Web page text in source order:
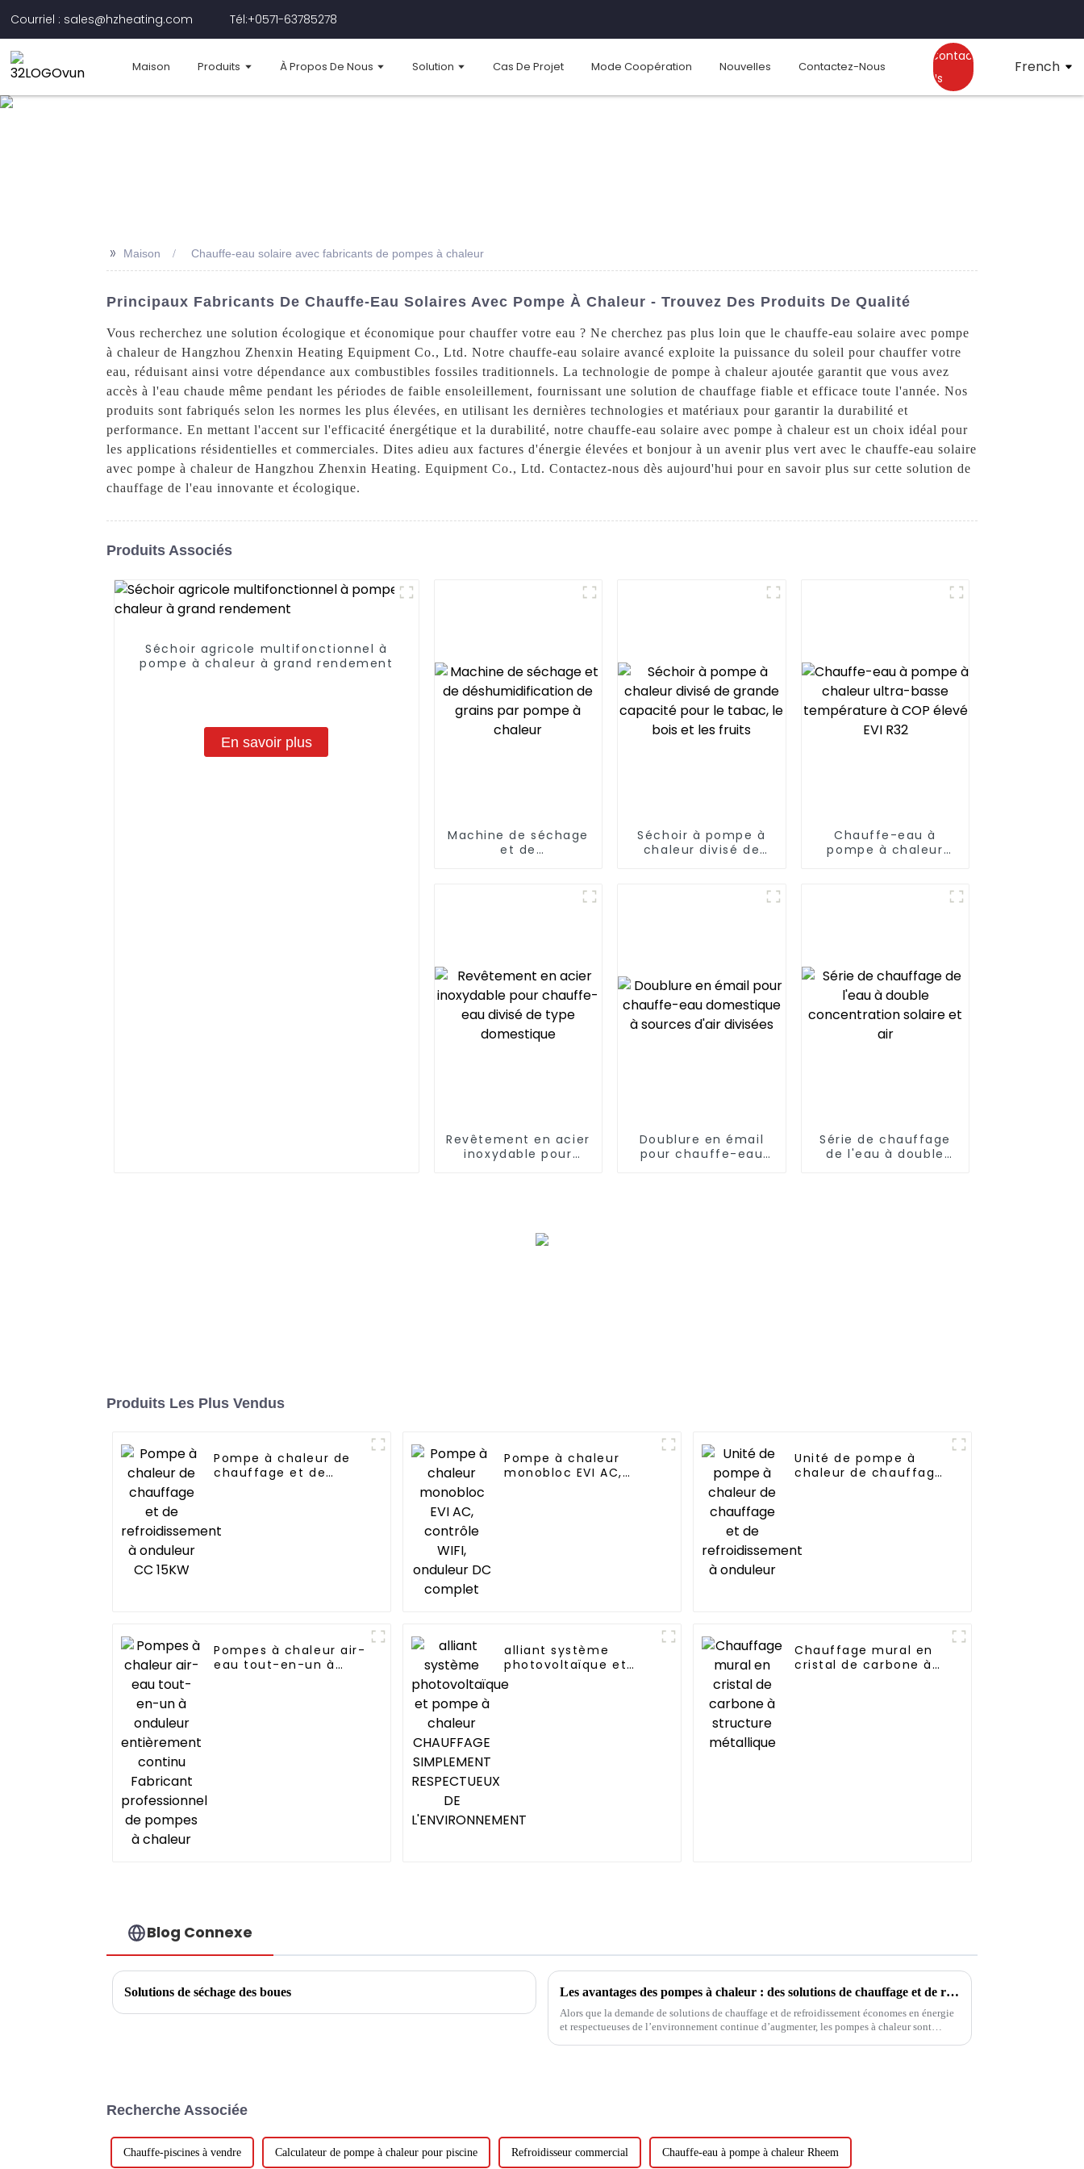
Courriel : sales@hzheating.com Tél:+0571-63785278
Maison Produits À Propos De Nous Solution Cas De Projet Mode Coopération Nouvelles Contactez-Nous
Contact
Us
French
>> Maison Chauffe-eau solaire avec fabricants de pompes à chaleur
Principaux Fabricants De Chauffe-Eau Solaires Avec Pompe À Chaleur - Trouvez Des Produits De Qualité
Vous recherchez une solution écologique et économique pour chauffer votre eau ? Ne cherchez pas plus loin que le chauffe-eau solaire avec pompe
à chaleur de Hangzhou Zhenxin Heating Equipment Co., Ltd. Notre chauffe-eau solaire avancé exploite la puissance du soleil pour chauffer votre
eau, réduisant ainsi votre dépendance aux combustibles fossiles traditionnels. La technologie de pompe à chaleur ajoutée garantit que vous avez
accès à l'eau chaude même pendant les périodes de faible ensoleillement, fournissant une solution de chauffage fiable et efficace toute l'année. Nos
produits sont fabriqués selon les normes les plus élevées, en utilisant les dernières technologies et matériaux pour garantir la durabilité et
performance. En mettant l'accent sur l'efficacité énergétique et la durabilité, notre chauffe-eau solaire avec pompe à chaleur est un choix idéal pour
les applications résidentielles et commerciales. Dites adieu aux factures d'énergie élevées et bonjour à un avenir plus vert avec le chauffe-eau solaire
avec pompe à chaleur de Hangzhou Zhenxin Heating. Equipment Co., Ltd. Contactez-nous dès aujourd'hui pour en savoir plus sur cette solution de
chauffage de l'eau innovante et écologique.
Produits Associés
Séchoir agricole multifonctionnel à
pompe à chaleur à grand rendement
En savoir plus
Machine de séchage
et de
Séchoir à pompe à
chaleur divisé de
Chauffe-eau à
pompe à chaleur
Revêtement en acier
inoxydable pour
Doublure en émail
pour chauffe-eau
Série de chauffage
de l'eau à double
Produits Les Plus Vendus
Pompe à chaleur de
chauffage et de
Pompe à chaleur
monobloc EVI AC,
Unité de pompe à
chaleur de chauffage
Pompes à chaleur air-
eau tout-en-un à
alliant système
photovoltaïque et
pompe à chaleur
CHAUFFAGE
Chauffage mural en
cristal de carbone à
Blog Connexe
Solutions de séchage des boues Les avantages des pompes à chaleur : des solutions de chauffage et de refroidissement efficaces
Alors que la demande de solutions de chauffage et de refroidissement économes en énergie
et respectueuses de l’environnement continue d’augmenter, les pompes à chaleur sont
Recherche Associée
Chauffe-piscines à vendre Calculateur de pompe à chaleur pour piscine Refroidisseur commercial Chauffe-eau à pompe à chaleur Rheem